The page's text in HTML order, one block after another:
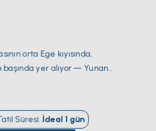
orta Ege kıyısında,
başında yer alıyor — Yunan
Volos
giden feribotların kalkış
Pelion kıyısı için anakara
Süresi: İdeal 1 gün